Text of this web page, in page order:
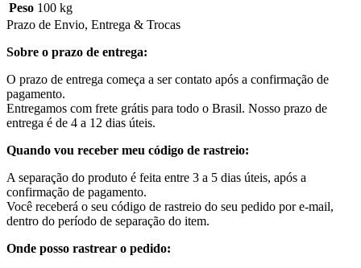
Peso 100 kg
Prazo de Envio, Entrega & Trocas
Sobre o prazo de entrega:
O prazo de entrega começa a ser contato após a confirmação de
pagamento.
Entregamos com frete grátis para todo o Brasil. Nosso prazo de
entrega é de 4 a 12 dias úteis.
Quando vou receber meu código de rastreio:
A separação do produto é feita entre 3 a 5 dias úteis, após a
confirmação de pagamento.
Você receberá o seu código de rastreio do seu pedido por e-mail,
dentro do período de separação do item.
Onde posso rastrear o pedido: